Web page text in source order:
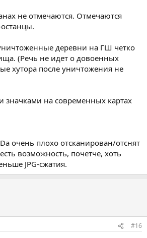
не отмечаются. Отмечаются
деревни на ГШ четко
(Речь не идет о довоенных
хутора после уничтожения не
на современных картах
очень плохо отсканирован/отснят
возможность, почетче, хоть
JPG-сжатия.
#16